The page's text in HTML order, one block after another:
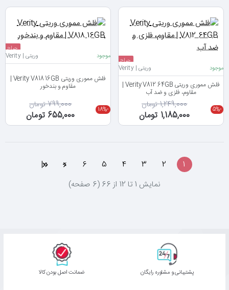
حراج
جدید
موجود وریتی | Verity
فلش مموری وریتی Verity V812 64GB |
مقاوم، فلزی و ضد آب
-5% 1,185,000 تومان
1,249,000 تومان
حراج
جدید
موجود وریتی | Verity
فلش مموری وریتی Verity V818 16GB |
مقاوم و بندخور
-18% 655,000 تومان
799,000 تومان
1
2
3
4
5
6
>
>|
نمايش 1 تا 12 از 66 (6 صفحه)
پشتیبانی و مشاوره رایگان ﺿﻤﺎﻧﺖ اﺻﻞ ﺑﻮدن ﮐﺎﻟﺎ